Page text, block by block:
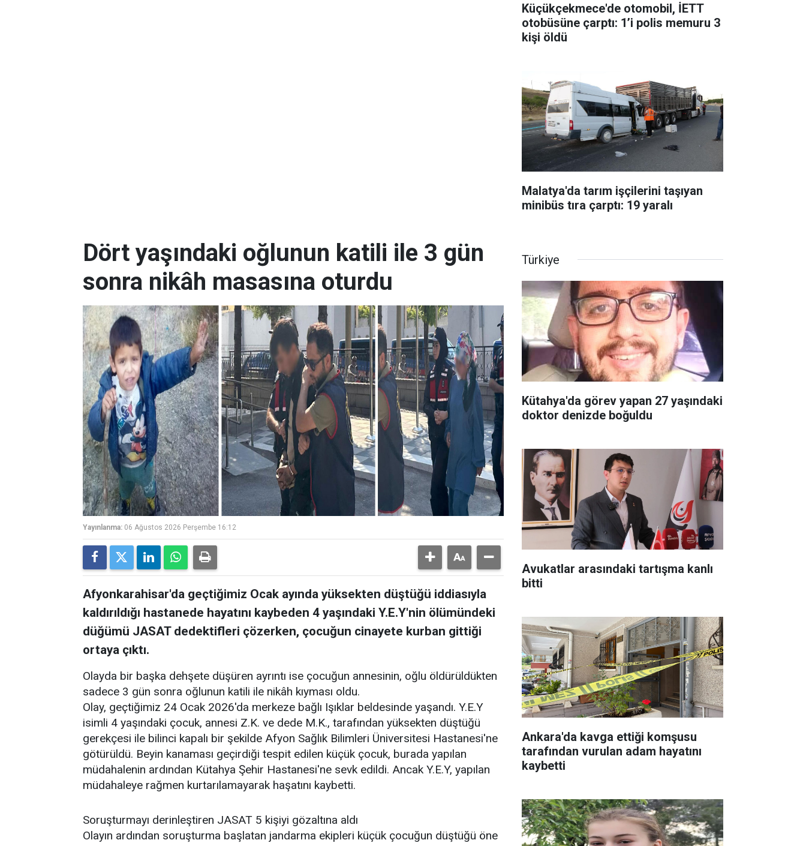
Küçükçekmece'de otomobil, İETT
otobüsüne çarptı: 1’i polis memuru 3
kişi öldü
Malatya'da tarım işçilerini taşıyan
minibüs tıra çarptı: 19 yaralı
Dört yaşındaki oğlunun katili ile 3 gün
sonra nikâh masasına oturdu
Yayınlanma: 06 Ağustos 2026 Perşembe 16:12
Afyonkarahisar'da geçtiğimiz Ocak ayında yüksekten düştüğü iddiasıyla
kaldırıldığı hastanede hayatını kaybeden 4 yaşındaki Y.E.Y'nin ölümündeki
düğümü JASAT dedektifleri çözerken, çocuğun cinayete kurban gittiği
ortaya çıktı.
Olayda bir başka dehşete düşüren ayrıntı ise çocuğun annesinin, oğlu öldürüldükten
sadece 3 gün sonra oğlunun katili ile nikâh kıyması oldu.
Olay, geçtiğimiz 24 Ocak 2026'da merkeze bağlı Işıklar beldesinde yaşandı. Y.E.Y
isimli 4 yaşındaki çocuk, annesi Z.K. ve dede M.K., tarafından yüksekten düştüğü
gerekçesi ile bilinci kapalı bir şekilde Afyon Sağlık Bilimleri Üniversitesi Hastanesi'ne
götürüldü. Beyin kanaması geçirdiği tespit edilen küçük çocuk, burada yapılan
müdahalenin ardından Kütahya Şehir Hastanesi'ne sevk edildi. Ancak Y.E.Y, yapılan
müdahaleye rağmen kurtarılamayarak haşatını kaybetti.
Soruşturmayı derinleştiren JASAT 5 kişiyi gözaltına aldı
Olayın ardından soruşturma başlatan jandarma ekipleri küçük çocuğun düştüğü öne
Türkiye
Kütahya'da görev yapan 27 yaşındaki
doktor denizde boğuldu
Avukatlar arasındaki tartışma kanlı
bitti
Ankara'da kavga ettiği komşusu
tarafından vurulan adam hayatını
kaybetti